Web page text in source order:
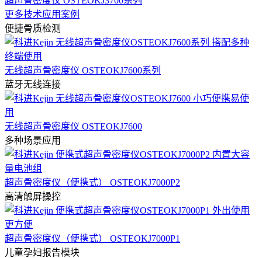
更多技术应用案例
便捷骨质检测
无线超声骨密度仪 OSTEOKJ7600系列
蓝牙无线连接
无线超声骨密度仪 OSTEOKJ7600
多种场景应用
超声骨密度仪（便携式） OSTEOKJ7000P2
高清触屏操控
超声骨密度仪（便携式） OSTEOKJ7000P1
儿童孕妇报告模块